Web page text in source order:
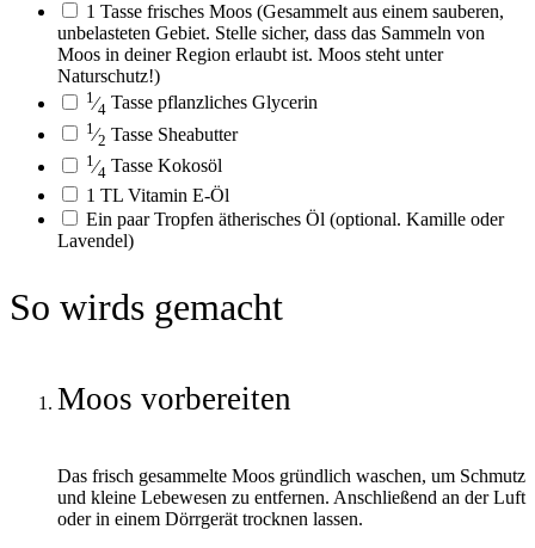
1 Tasse frisches Moos (Gesammelt aus einem sauberen,
unbelasteten Gebiet. Stelle sicher, dass das Sammeln von
Moos in deiner Region erlaubt ist. Moos steht unter
Naturschutz!)
1 ⁄4 Tasse pflanzliches Glycerin
1 ⁄2 Tasse Sheabutter
1 ⁄4 Tasse Kokosöl
1 TL Vitamin E-Öl
Ein paar Tropfen ätherisches Öl (optional. Kamille oder
Lavendel)
So wirds gemacht
Moos vorbereiten
Das frisch gesammelte Moos gründlich waschen, um Schmutz
und kleine Lebewesen zu entfernen. Anschließend an der Luft
oder in einem Dörrgerät trocknen lassen.